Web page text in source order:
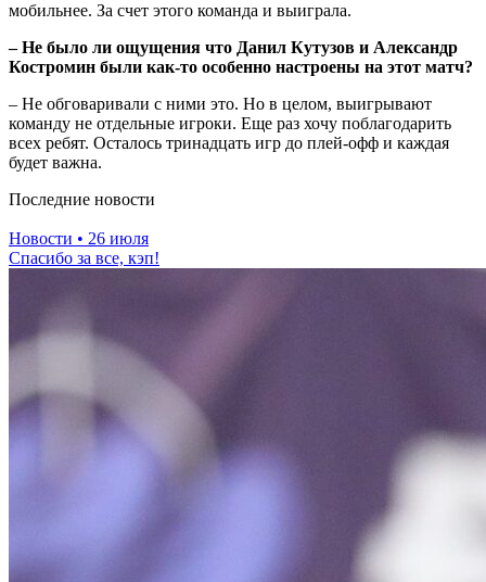
мобильнее. За счет этого команда и выиграла.
– Не было ли ощущения что Данил Кутузов и Александр
Костромин были как-то особенно настроены на этот матч?
– Не обговаривали с ними это. Но в целом, выигрывают
команду не отдельные игроки. Еще раз хочу поблагодарить
всех ребят. Осталось тринадцать игр до плей-офф и каждая
будет важна.
Последние новости
Новости • 26 июля
Спасибо за все, кэп!